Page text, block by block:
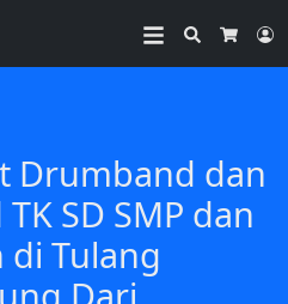
Search
Drumband dan
SD SMP dan
di Tulang